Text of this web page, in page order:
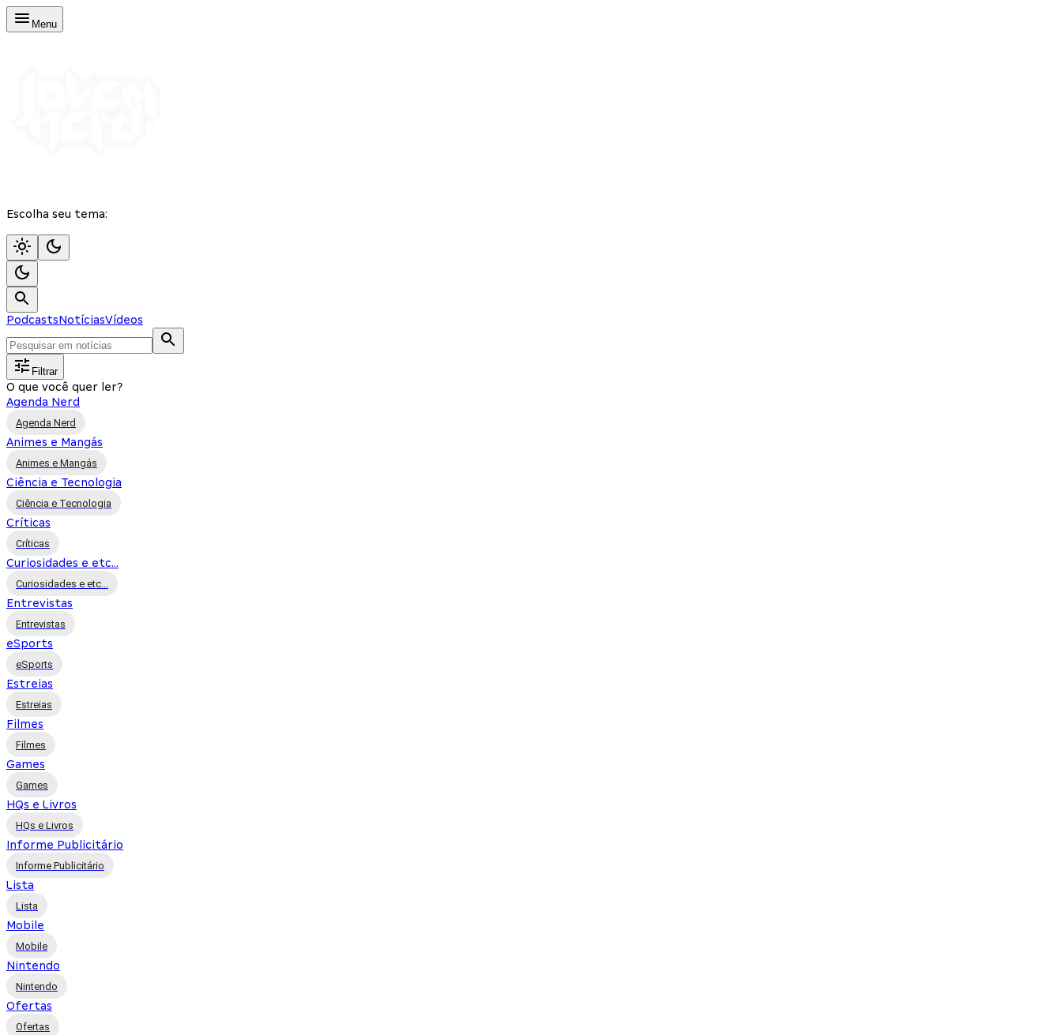
Menu
Escolha seu tema:
PodcastsNotíciasVídeos
Filtrar
O que você quer ler?
Agenda Nerd
Agenda Nerd
Animes e Mangás
Animes e Mangás
Ciência e Tecnologia
Ciência e Tecnologia
Críticas
Críticas
Curiosidades e etc...
Curiosidades e etc...
Entrevistas
Entrevistas
eSports
eSports
Estreias
Estreias
Filmes
Filmes
Games
Games
HQs e Livros
HQs e Livros
Informe Publicitário
Informe Publicitário
Lista
Lista
Mobile
Mobile
Nintendo
Nintendo
Ofertas
Ofertas